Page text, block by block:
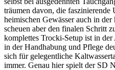
träumen davon, die faszinierende
heimischen Gewässer auch in
scheuen aber den finalen Schritt
komplettes Trocki-Setup ist in
in der Handhabung und Pflege
sich für gelegentliche
immer. Genau hier spielt der SD